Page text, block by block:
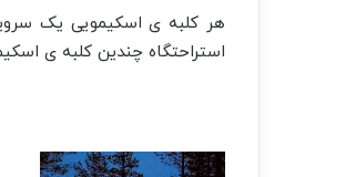
هر کلبه ی اسکیمویی یک
استراحتگاه چندین کلبه ی